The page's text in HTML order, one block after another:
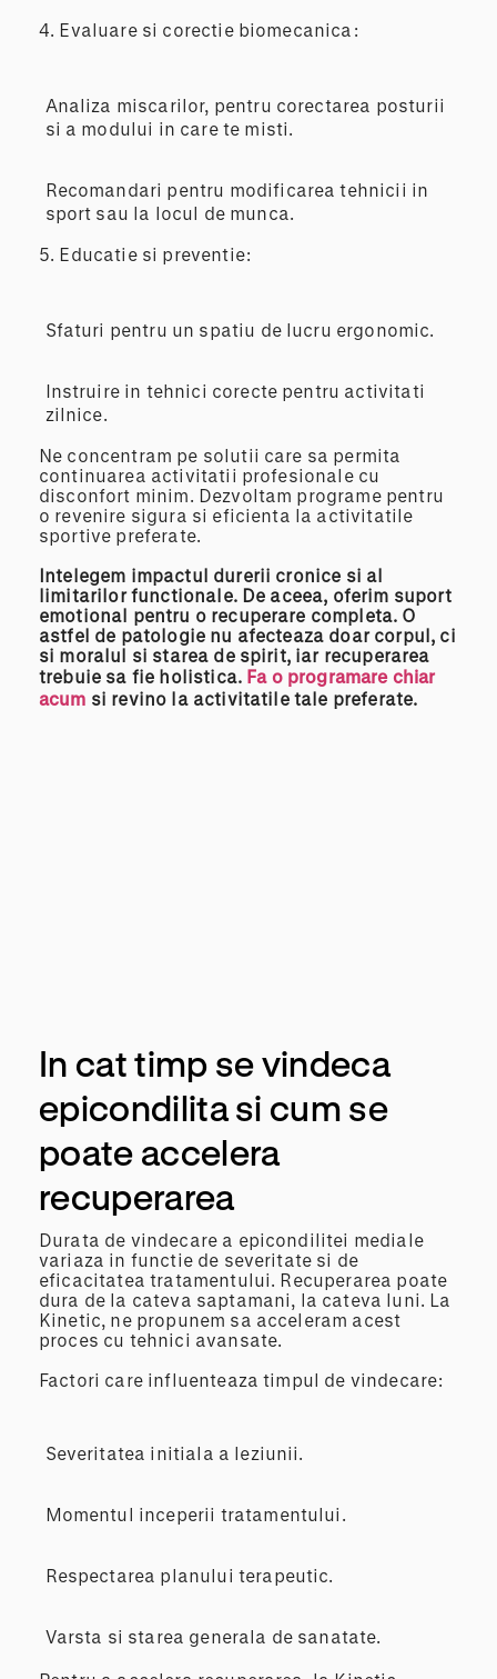
4. Evaluare si corectie biomecanica:
Analiza miscarilor, pentru corectarea posturii
si a modului in care te misti.
Recomandari pentru modificarea tehnicii in
sport sau la locul de munca.
5. Educatie si preventie:
Sfaturi pentru un spatiu de lucru ergonomic.
Instruire in tehnici corecte pentru activitati
zilnice.
Ne concentram pe solutii care sa permita
continuarea activitatii profesionale cu
disconfort minim. Dezvoltam programe pentru
o revenire sigura si eficienta la activitatile
sportive preferate.
Intelegem impactul durerii cronice si al
limitarilor functionale. De aceea, oferim suport
emotional pentru o recuperare completa. O
astfel de patologie nu afecteaza doar corpul, ci
si moralul si starea de spirit, iar recuperarea
trebuie sa fie holistica. Fa o programare chiar
acum si revino la activitatile tale preferate.
In cat timp se vindeca
epicondilita si cum se
poate accelera
recuperarea
Durata de vindecare a epicondilitei mediale
variaza in functie de severitate si de
eficacitatea tratamentului. Recuperarea poate
dura de la cateva saptamani, la cateva luni. La
Kinetic, ne propunem sa acceleram acest
proces cu tehnici avansate.
Factori care influenteaza timpul de vindecare:
Severitatea initiala a leziunii.
Momentul inceperii tratamentului.
Respectarea planului terapeutic.
Varsta si starea generala de sanatate.